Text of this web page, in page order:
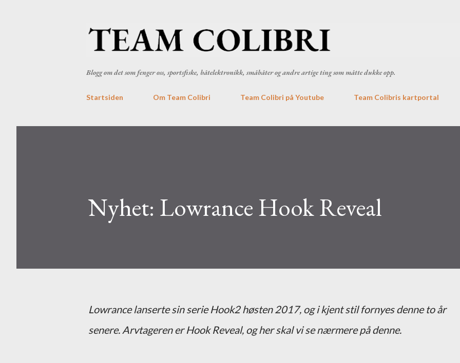
Blogg om det som fenger oss, sportsfiske, båtelektronikk, småbåter og andre artige ting som måtte dukke opp.
Startsiden Om Team Colibri Team Colibri på Youtube Team Colibris kartportal
Nyhet: Lowrance Hook Reveal
Lowrance lanserte sin serie Hook2 høsten 2017, og i kjent stil fornyes denne to år
senere. Arvtageren er Hook Reveal, og her skal vi se nærmere på denne.